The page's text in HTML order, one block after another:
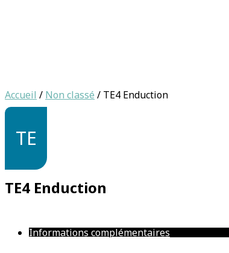
Accueil / Non classé / TE4 Enduction
TE
TE4 Enduction
Informations complémentaires